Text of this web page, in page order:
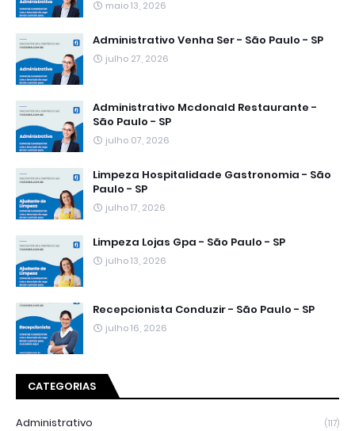
maio 13, 2026
Administrativo Venha Ser - São Paulo - SP
julho 27, 2026
Administrativo Mcdonald Restaurante -
São Paulo - SP
julho 07, 2026
Limpeza Hospitalidade Gastronomia - São
Paulo - SP
julho 17, 2026
Limpeza Lojas Gpa - São Paulo - SP
julho 13, 2026
Recepcionista Conduzir - São Paulo - SP
julho 16, 2026
CATEGORIAS
Administrativo (117)